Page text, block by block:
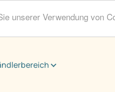
unserer Verwendung von